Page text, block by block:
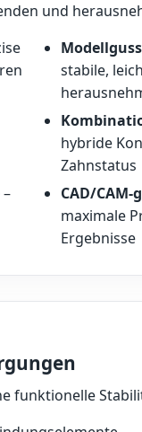
und
–
stabile,
hybride
Zahnstatus
CAD/
maximale
Ergebnisse
funktionelle